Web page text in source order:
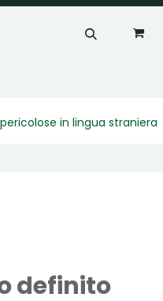
in lingua straniera
definito